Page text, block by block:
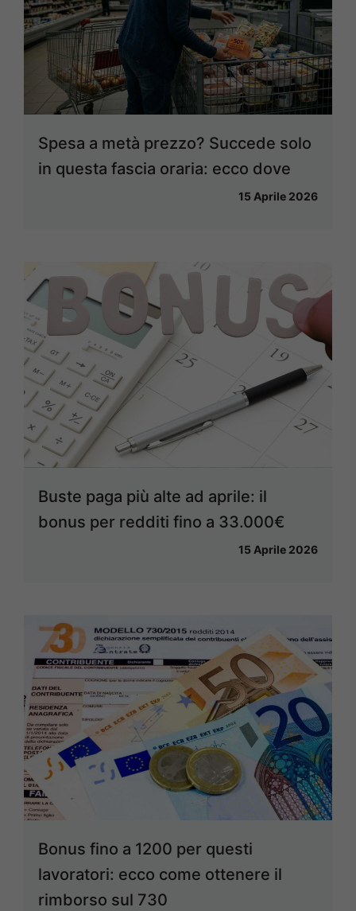
Spesa a metà prezzo? Succede solo
in questa fascia oraria: ecco dove
15 Aprile 2026
Buste paga più alte ad aprile: il
bonus per redditi fino a 33.000€
15 Aprile 2026
Bonus fino a 1200 per questi
lavoratori: ecco come ottenere il
rimborso sul 730